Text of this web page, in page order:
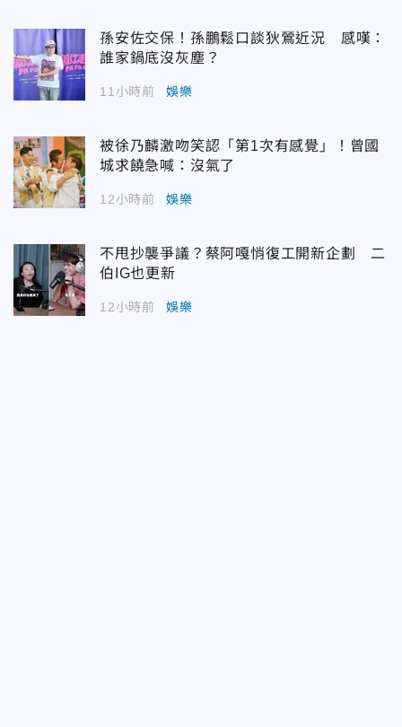
孫安佐交保！孫鵬鬆口談狄鶯近況 感嘆：
誰家鍋底沒灰塵？
11小時前 娛樂
被徐乃麟激吻笑認「第1次有感覺」！曾國
城求饒急喊：沒氣了
12小時前 娛樂
不甩抄襲爭議？蔡阿嘎悄復工開新企劃 二
伯IG也更新
12小時前 娛樂